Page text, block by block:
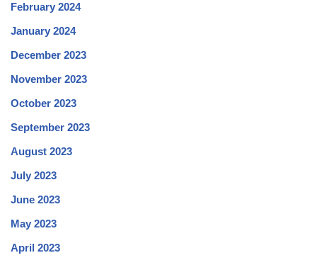
February 2024
January 2024
December 2023
November 2023
October 2023
September 2023
August 2023
July 2023
June 2023
May 2023
April 2023